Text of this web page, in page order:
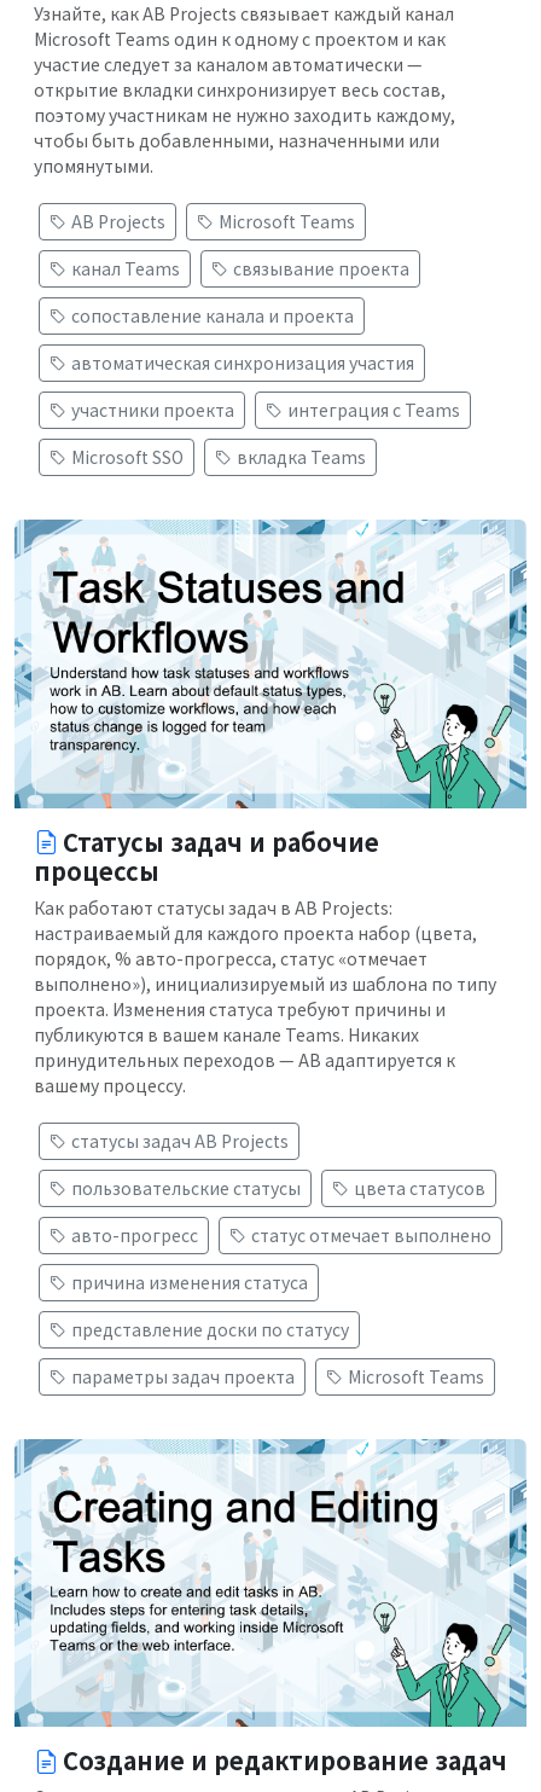
Узнайте, как AB Projects связывает каждый канал
Microsoft Teams один к одному с проектом и как
участие следует за каналом автоматически —
открытие вкладки синхронизирует весь состав,
поэтому участникам не нужно заходить каждому,
чтобы быть добавленными, назначенными или
упомянутыми.
AB Projects
Microsoft Teams
канал Teams
связывание проекта
сопоставление канала и проекта
автоматическая синхронизация участия
участники проекта
интеграция с Teams
Microsoft SSO
вкладка Teams
Статусы задач и рабочие
процессы
Как работают статусы задач в AB Projects:
настраиваемый для каждого проекта набор (цвета,
порядок, % авто-прогресса, статус «отмечает
выполнено»), инициализируемый из шаблона по типу
проекта. Изменения статуса требуют причины и
публикуются в вашем канале Teams. Никаких
принудительных переходов — AB адаптируется к
вашему процессу.
статусы задач AB Projects
пользовательские статусы
цвета статусов
авто-прогресс
статус отмечает выполнено
причина изменения статуса
представление доски по статусу
параметры задач проекта
Microsoft Teams
Создание и редактирование задач